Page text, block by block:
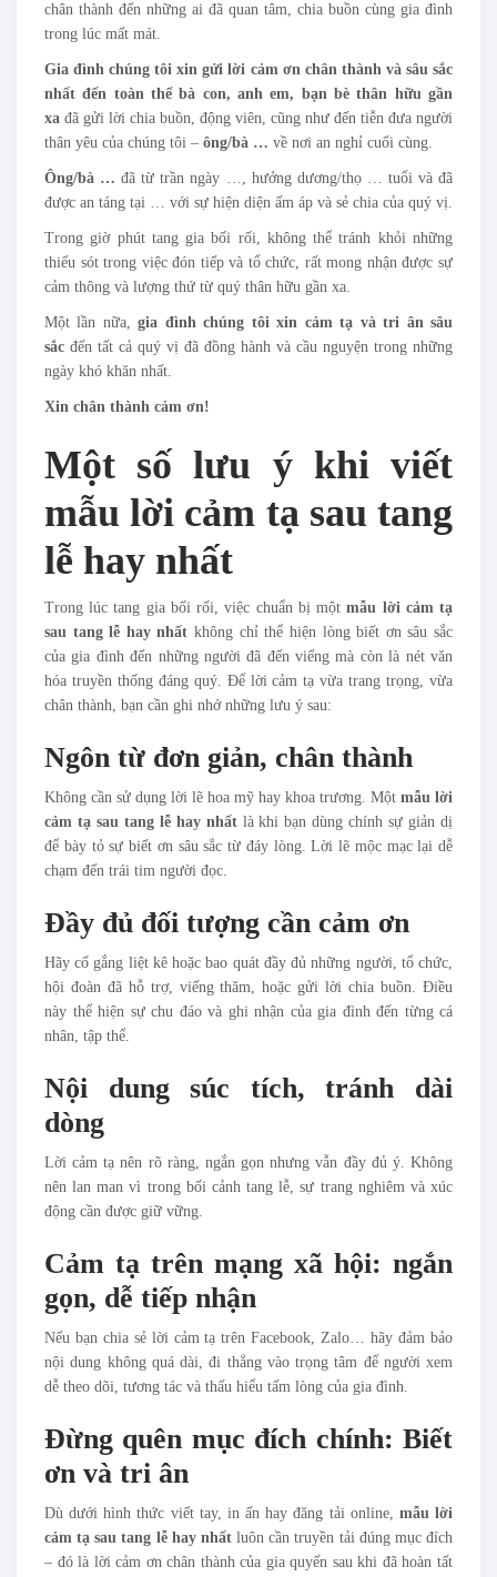
chân thành đến những ai đã quan tâm, chia buồn cùng gia đình
trong lúc mất mát.
Gia đình chúng tôi xin gửi lời cảm ơn chân thành và sâu sắc
nhất đến toàn thể bà con, anh em, bạn bè thân hữu gần
xa đã gửi lời chia buồn, động viên, cũng như đến tiễn đưa người
thân yêu của chúng tôi – ông/bà … về nơi an nghỉ cuối cùng.
Ông/bà … đã từ trần ngày …, hưởng dương/thọ … tuổi và đã
được an táng tại … với sự hiện diện ấm áp và sẻ chia của quý vị.
Trong giờ phút tang gia bối rối, không thể tránh khỏi những
thiếu sót trong việc đón tiếp và tổ chức, rất mong nhận được sự
cảm thông và lượng thứ từ quý thân hữu gần xa.
Một lần nữa,gia đình chúng tôi xin cảm tạ và tri ân sâu
sắc đến tất cả quý vị đã đồng hành và cầu nguyện trong những
ngày khó khăn nhất.
Xin chân thành cảm ơn!
Một số lưu ý khi viết
mẫu lời cảm tạ sau tang
lễ hay nhất
Trong lúc tang gia bối rối, việc chuẩn bị mộtmẫu lời cảm tạ
sau tang lễ hay nhất không chỉ thể hiện lòng biết ơn sâu sắc
của gia đình đến những người đã đến viếng mà còn là nét văn
hóa truyền thống đáng quý. Để lời cảm tạ vừa trang trọng, vừa
chân thành, bạn cần ghi nhớ những lưu ý sau:
Ngôn từ đơn giản, chân thành
Không cần sử dụng lời lẽ hoa mỹ hay khoa trương. Một mẫu lời
cảm tạ sau tang lễ hay nhấtlà khi bạn dùng chính sự giản dị
để bày tỏ sự biết ơn sâu sắc từ đáy lòng. Lời lẽ mộc mạc lại dễ
chạm đến trái tim người đọc.
Đầy đủ đối tượng cần cảm ơn
Hãy cố gắng liệt kê hoặc bao quát đầy đủ những người, tổ chức,
hội đoàn đã hỗ trợ, viếng thăm, hoặc gửi lời chia buồn. Điều
này thể hiện sự chu đáo và ghi nhận của gia đình đến từng cá
nhân, tập thể.
Nội dung súc tích, tránh dài
dòng
Lời cảm tạ nên rõ ràng, ngắn gọn nhưng vẫn đầy đủ ý. Không
nên lan man vì trong bối cảnh tang lễ, sự trang nghiêm và xúc
động cần được giữ vững.
Cảm tạ trên mạng xã hội: ngắn
gọn, dễ tiếp nhận
Nếu bạn chia sẻ lời cảm tạ trên Facebook, Zalo… hãy đảm bảo
nội dung không quá dài, đi thẳng vào trọng tâm để người xem
dễ theo dõi, tương tác và thấu hiểu tấm lòng của gia đình.
Đừng quên mục đích chính: Biết
ơn và tri ân
Dù dưới hình thức viết tay, in ấn hay đăng tải online, mẫu lời
cảm tạ sau tang lễ hay nhấtluôn cần truyền tải đúng mục đích
– đó là lời cảm ơn chân thành của gia quyến sau khi đã hoàn tất